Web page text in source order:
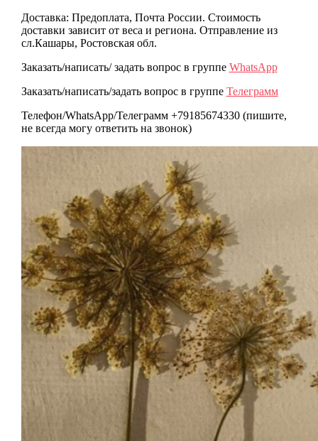
Доставка: Предоплата, Почта России. Стоимость
доставки зависит от веса и региона. Отправление из
сл.Кашары, Ростовская обл.
Заказать/написать/ задать вопрос в группе WhatsApp
Заказать/написать/задать вопрос в группе Телеграмм
Телефон/WhatsApp/Телеграмм +79185674330 (пишите,
не всегда могу ответить на звонок)